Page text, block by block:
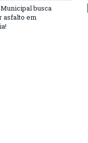
busca
asfalto em